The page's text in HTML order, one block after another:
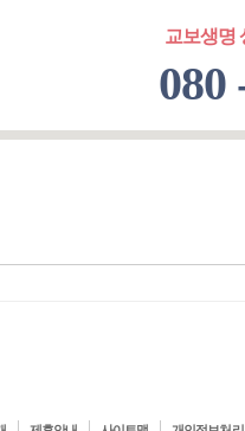
교보생명
080